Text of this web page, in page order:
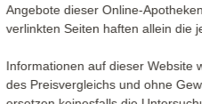
Angebote dieser Online-
verlinkten Seiten haften allein die
Informationen auf dieser Website
des Preisvergleichs und ohne